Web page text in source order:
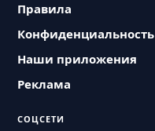
Правила
Конфиденциальность
Наши приложения
Реклама
СОЦСЕТИ